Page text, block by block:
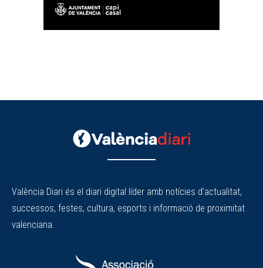
València Diari és el diari digital líder amb notícies d'actualitat,
successos, festes, cultura, esports i informació de proximitat
valenciana.